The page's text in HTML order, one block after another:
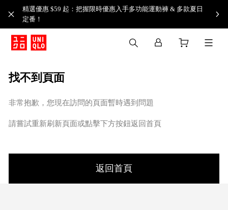
精選優惠 $59 起：把握限時優惠入手多功能運動褲 & 多款夏日
定番！​
找不到頁面
非常抱歉，您現在訪問的頁面暫時遇到問題
請嘗試重新刷新頁面或點擊下方按鈕返回首頁
返回首頁